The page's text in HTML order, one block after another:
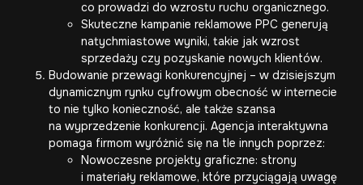
co prowadzi do wzrostu ruchu organicznego.
Skuteczne kampanie reklamowe PPC generują
natychmiastowe wyniki, takie jak wzrost
sprzedaży czy pozyskanie nowych klientów.
Budowanie przewagi konkurencyjnej – w dzisiejszym
dynamicznym rynku cyfrowym obecność w internecie
to nie tylko konieczność, ale także szansa
na wyprzedzenie konkurencji. Agencja interaktywna
pomaga firmom wyróżnić się na tle innych poprzez:
Nowoczesne projekty graficzne: strony
i materiały reklamowe, które przyciągają uwagę